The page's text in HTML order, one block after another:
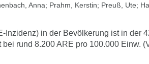
Anna; Prahm, Kerstin; Preuß, Ute;
Inzidenz) in der Bevölkerung ist in der
rund 8.200 ARE pro 100.000 Einw.